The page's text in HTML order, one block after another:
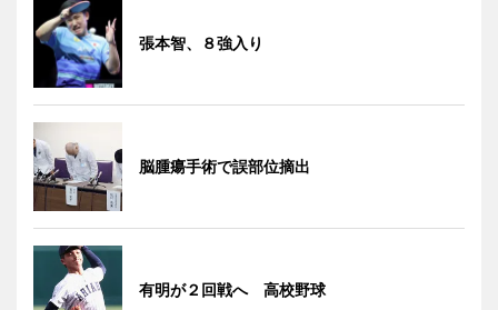
張本智、８強入り
脳腫瘍手術で誤部位摘出
有明が２回戦へ 高校野球